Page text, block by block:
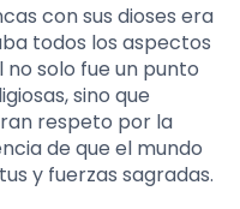
con sus dioses era
todos los aspectos
no solo fue un punto
sino que
respeto por la
de que el mundo
y fuerzas sagradas.